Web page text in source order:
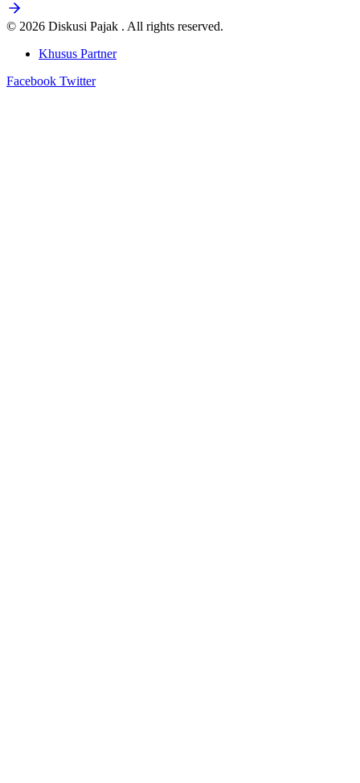
© 2026 Diskusi Pajak . All rights reserved.
Khusus Partner
Facebook Twitter